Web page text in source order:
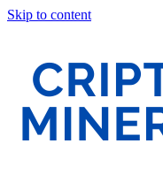
Skip to content